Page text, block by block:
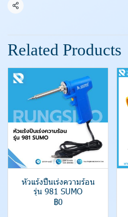
Share
Related Products
หัวแร้งปืนเร่งความร้อน
รุ่น 981 SUMO
฿0